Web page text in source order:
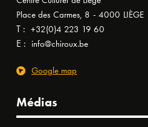
Place des Carmes, 8 - 4000 LIÈGE
T : +32(0)4 223 19 60
E : info@chiroux.be
Google map
Médias